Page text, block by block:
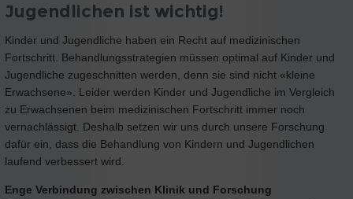
Jugendlichen ist wichtig!
Kinder und Jugendliche haben ein Recht auf medizinischen
Fortschritt. Behandlungsstrategien müssen optimal auf Kinder und
Jugendliche zugeschnitten werden, denn sie sind nicht «kleine
Erwachsene». Leider werden Kinder und Jugendliche im Vergleich
zu Erwachsenen beim medizinischen Fortschritt immer noch
vernachlässigt. Deshalb setzen wir uns durch unsere Forschung
dafür ein, dass die Behandlung von Kindern und Jugendlichen
laufend verbessert wird.
Enge Verbindung zwischen Klinik und Forschung